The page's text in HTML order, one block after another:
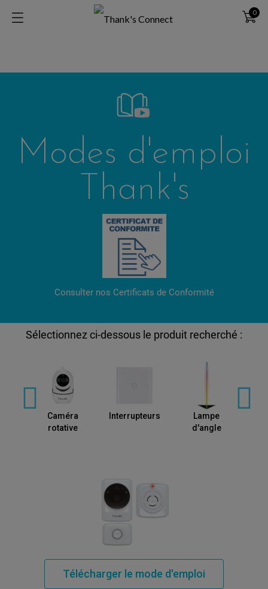
0
Modes d'emploi
Thank's
Consulter nos Certificats de Conformité
Sélectionnez ci-dessous le produit recherché :
Caméra
rotative
Interrupteurs
Lampe
d'angle
Télécharger le mode d'emploi